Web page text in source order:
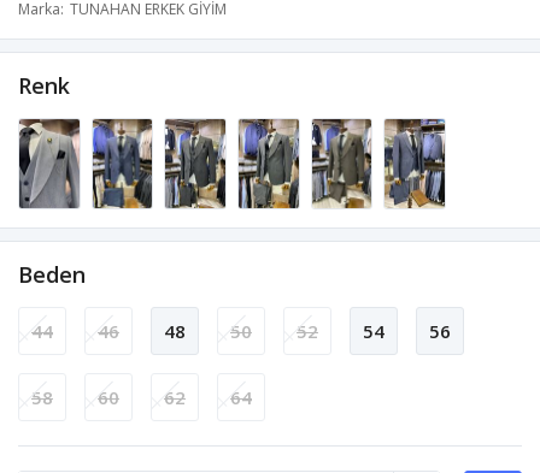
Marka TUNAHAN ERKEK GİYİM
Renk
Beden
44 46 48 50 52 54 56
58 60 62 64